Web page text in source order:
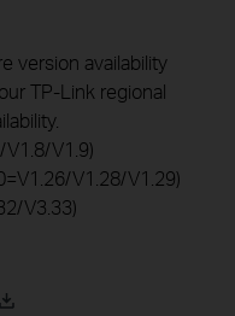
version availability
TP-Link regional
V1.8/V1.9)
V1.28/V1.29)
V3.33)